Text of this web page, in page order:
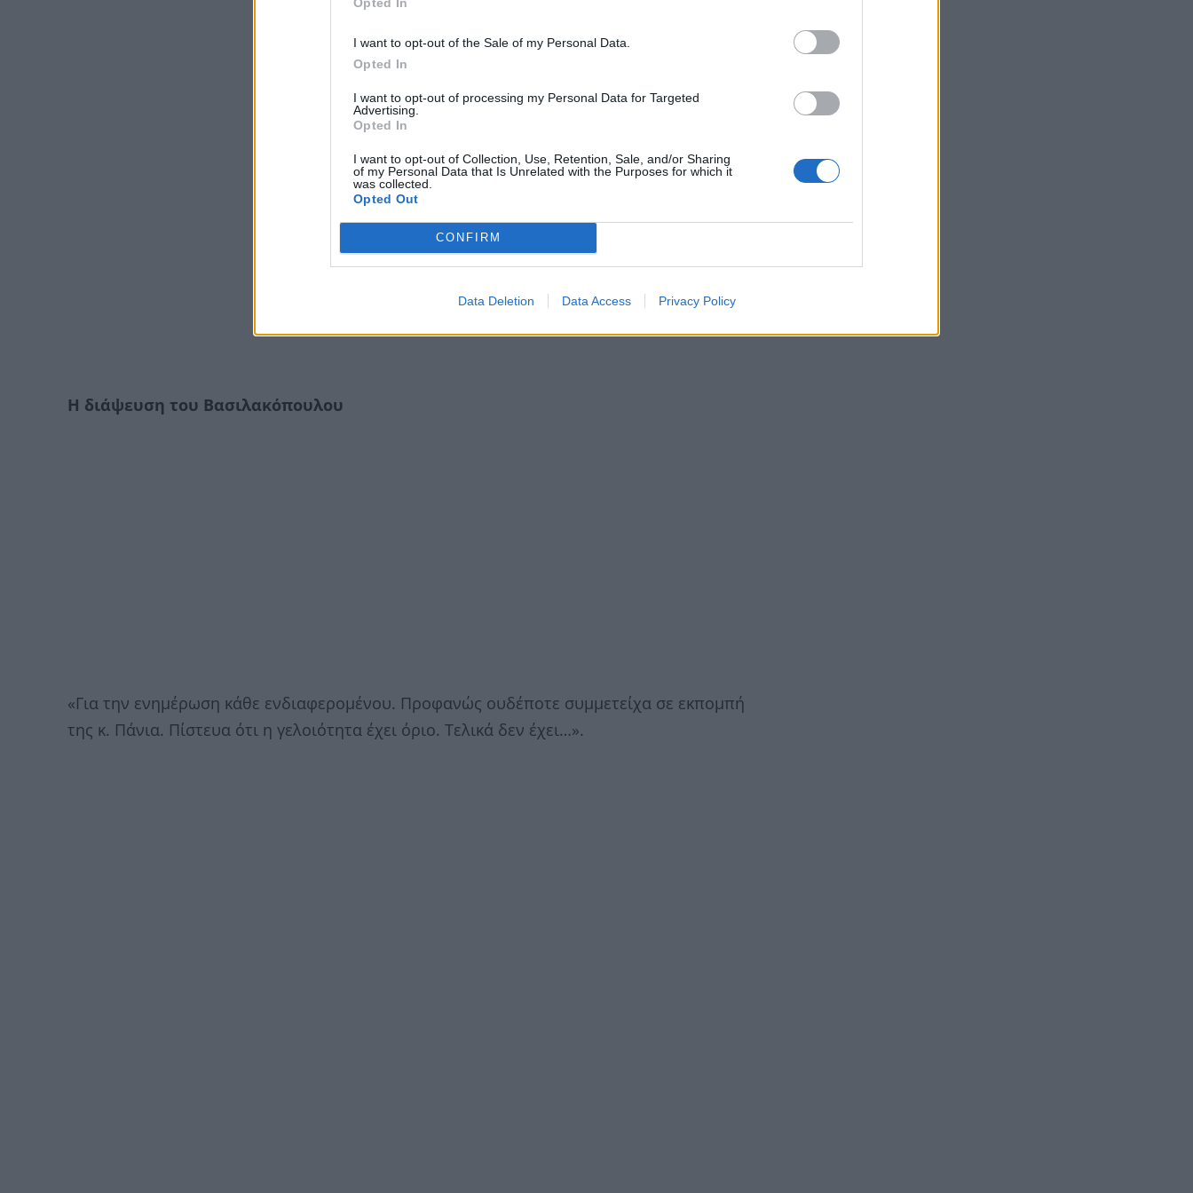
I want to opt-out of the Sale of my Personal Data.
Opted In
I want to opt-out of processing my Personal Data for Targeted
Advertising.
Opted In
I want to opt-out of Collection, Use, Retention, Sale, and/or Sharing
of my Personal Data that Is Unrelated with the Purposes for which it
was collected.
Opted Out
CONFIRM
Data Deletion Data Access Privacy Policy
Η διάψευση του Βασιλακόπουλου
«Για την ενημέρωση κάθε ενδιαφερομένου. Προφανώς ουδέποτε συμμετείχα σε εκπομπή
της κ. Πάνια. Πίστευα ότι η γελοιότητα έχει όριο. Τελικά δεν έχει…».